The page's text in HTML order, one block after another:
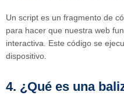
Un script es un fragmento de
para hacer que nuestra web
interactiva. Este código se
dispositivo.
4. ¿Qué es una